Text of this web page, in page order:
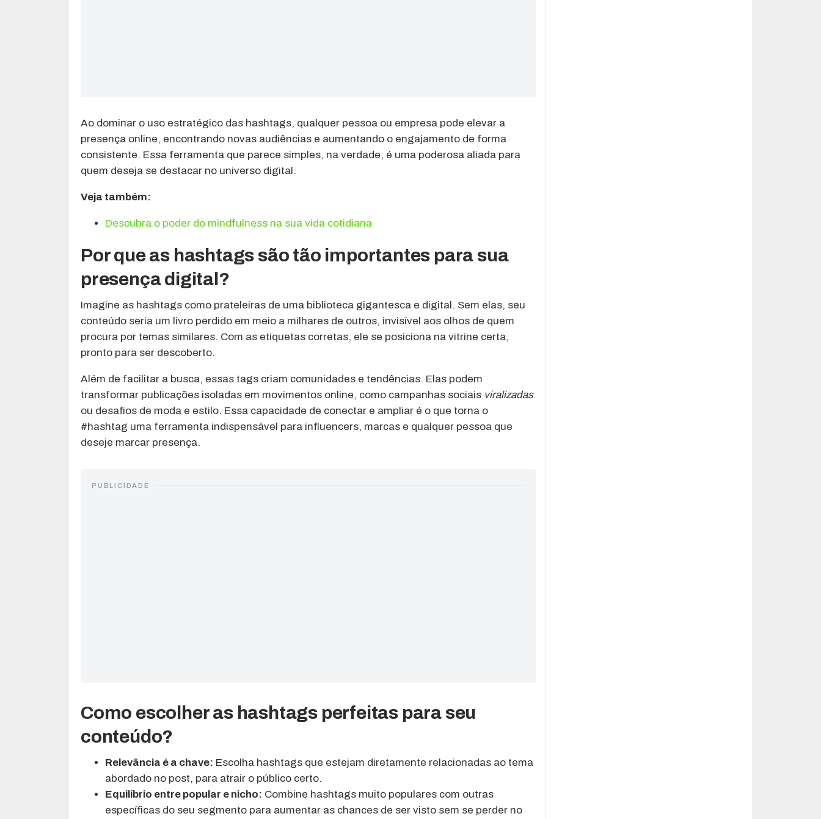
Ao dominar o uso estratégico das hashtags, qualquer pessoa ou empresa pode elevar a
presença online, encontrando novas audiências e aumentando o engajamento de forma
consistente. Essa ferramenta que parece simples, na verdade, é uma poderosa aliada para
quem deseja se destacar no universo digital.
Veja também:
Descubra o poder do mindfulness na sua vida cotidiana
Por que as hashtags são tão importantes para sua
presença digital?
Imagine as hashtags como prateleiras de uma biblioteca gigantesca e digital. Sem elas, seu
conteúdo seria um livro perdido em meio a milhares de outros, invisível aos olhos de quem
procura por temas similares. Com as etiquetas corretas, ele se posiciona na vitrine certa,
pronto para ser descoberto.
Além de facilitar a busca, essas tags criam comunidades e tendências. Elas podem
transformar publicações isoladas em movimentos online, como campanhas sociais viralizadas
ou desafios de moda e estilo. Essa capacidade de conectar e ampliar é o que torna o
#hashtag uma ferramenta indispensável para influencers, marcas e qualquer pessoa que
deseje marcar presença.
PUBLICIDADE
Como escolher as hashtags perfeitas para seu
conteúdo?
Relevância é a chave: Escolha hashtags que estejam diretamente relacionadas ao tema
abordado no post, para atrair o público certo.
Equilíbrio entre popular e nicho: Combine hashtags muito populares com outras
específicas do seu segmento para aumentar as chances de ser visto sem se perder no